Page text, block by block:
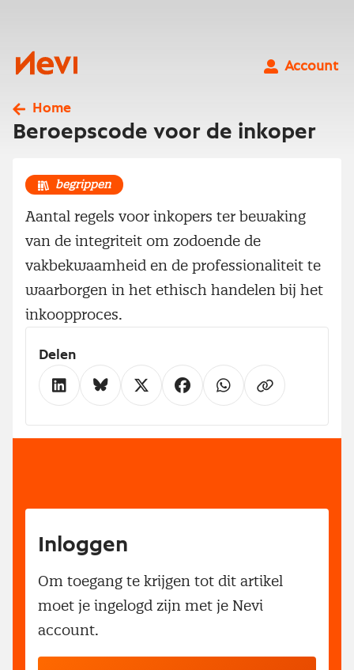
Nevi
Account
Home
Beroepscode voor de inkoper
begrippen
Aantal regels voor inkopers ter bewaking
van de integriteit om zodoende de
vakbekwaamheid en de professionaliteit te
waarborgen in het ethisch handelen bij het
inkoopproces.
Delen
Inloggen
Om toegang te krijgen tot dit artikel
moet je ingelogd zijn met je Nevi
account.